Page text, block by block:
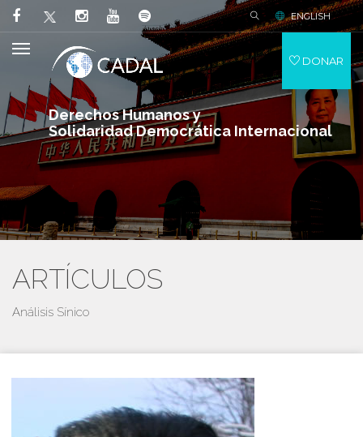
Derechos Humanos y
Solidaridad Democrática Internacional
ENGLISH
DONAR
ARTÍCULOS
Análisis Sínico